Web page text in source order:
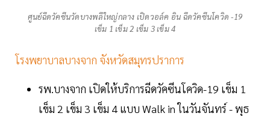
ศูนย์ฉีดวัคซีนวัดบางพลีใหญ่กลาง เปิดวอล์ค อิน ฉีดวัคซีนโควิด -19
เข็ม 1 เข็ม 2 เข็ม 3 เข็ม 4
โรงพยาบาลบางจาก จังหวัดสมุทรปราการ
รพ.บางจาก เปิดให้บริการฉีดวัคซีนโควิด-19 เข็ม 1
เข็ม 2 เข็ม 3 เข็ม 4 แบบ Walk in ในวันจันทร์ - พุธ